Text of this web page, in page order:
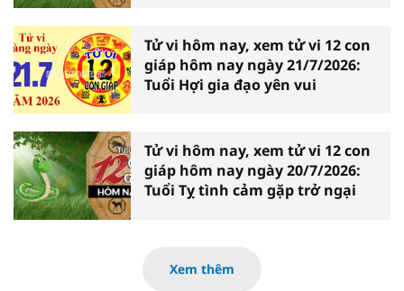
Tử vi hôm nay, xem tử vi 12 con
giáp hôm nay ngày 21/7/2026:
Tuổi Hợi gia đạo yên vui
Tử vi hôm nay, xem tử vi 12 con
giáp hôm nay ngày 20/7/2026:
Tuổi Tỵ tình cảm gặp trở ngại
Xem thêm